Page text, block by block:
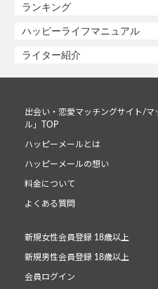
ランキング
ハッピーライフマニュアル
ライター紹介
出会い・恋愛マッチングサイト/マ
ル」TOP
ハッピーメールとは
ハッピーメールの想い
料金について
よくある質問
新規女性会員登録 18歳以上
新規男性会員登録 18歳以上
会員ログイン